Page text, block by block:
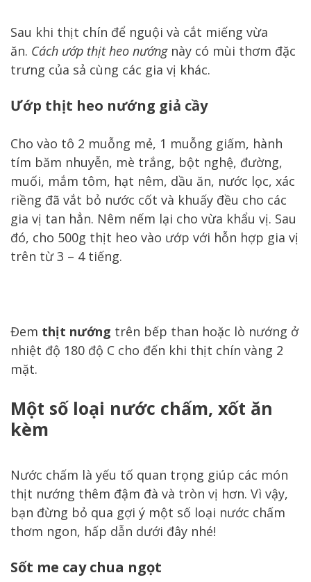
Sau khi thịt chín để nguội và cắt miếng vừa
ăn. Cách ướp thịt heo nướngnày có mùi thơm đặc
trưng của sả cùng các gia vị khác.
Ướp thịt heo nướng giả cầy
Cho vào tô 2 muỗng mẻ, 1 muỗng giấm, hành
tím băm nhuyễn, mè trắng, bột nghệ, đường,
muối, mắm tôm, hạt nêm, dầu ăn, nước lọc, xác
riềng đã vắt bỏ nước cốt và khuấy đều cho các
gia vị tan hẳn. Nêm nếm lại cho vừa khẩu vị. Sau
đó, cho 500g thịt heo vào ướp với hỗn hợp gia vị
trên từ 3 – 4 tiếng.
Đem thịt nướng trên bếp than hoặc lò nướng ở
nhiệt độ 180 độ C cho đến khi thịt chín vàng 2
mặt.
Một số loại nước chấm, xốt ăn
kèm
Nước chấm là yếu tố quan trọng giúp các món
thịt nướng thêm đậm đà và tròn vị hơn. Vì vậy,
bạn đừng bỏ qua gợi ý một số loại nước chấm
thơm ngon, hấp dẫn dưới đây nhé!
Sốt me cay chua ngọt